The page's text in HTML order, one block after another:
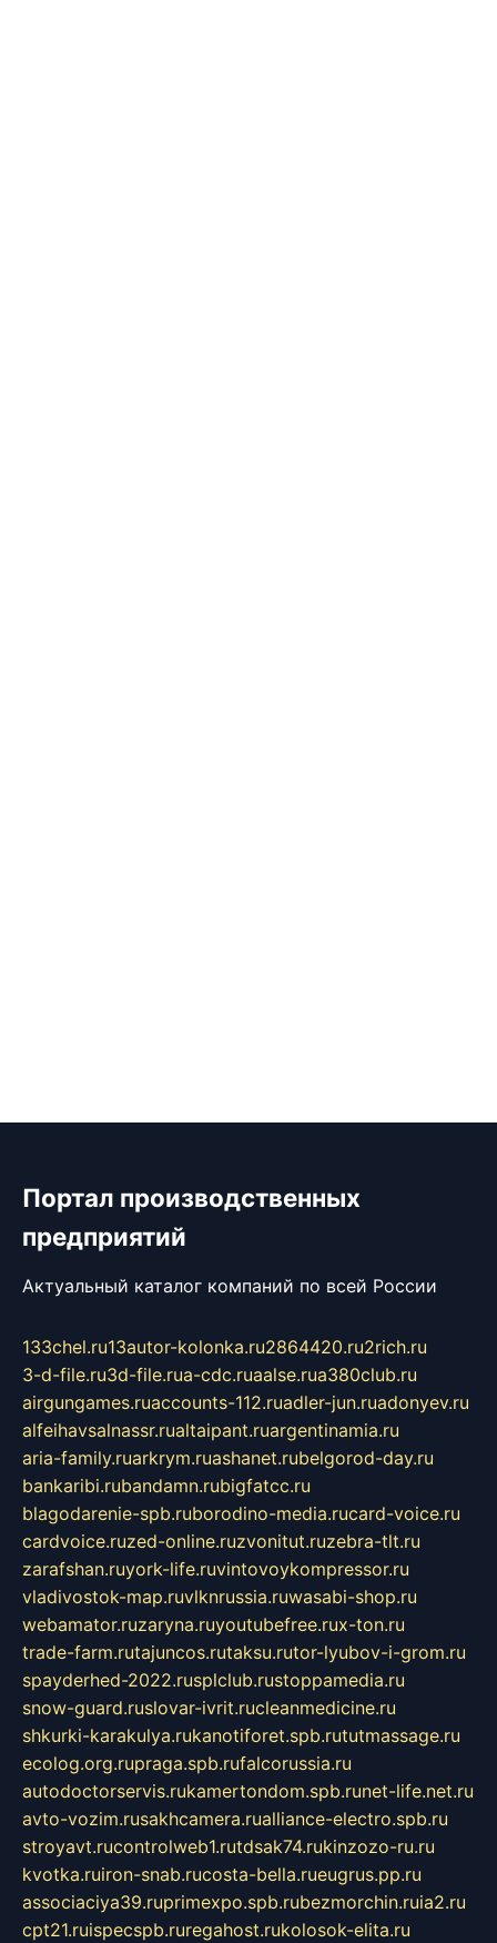
Портал производственных
предприятий
Актуальный каталог компаний по всей России
133chel.ru13autor-kolonka.ru2864420.ru2rich.ru
3-d-file.ru3d-file.rua-cdc.ruaalse.rua380club.ru
airgungames.ruaccounts-112.ruadler-jun.ruadonyev.ru
alfeihavsalnassr.rualtaipant.ruargentinamia.ru
aria-family.ruarkrym.ruashanet.rubelgorod-day.ru
bankaribi.rubandamn.rubigfatcc.ru
blagodarenie-spb.ruborodino-media.rucard-voice.ru
cardvoice.ruzed-online.ruzvonitut.ruzebra-tlt.ru
zarafshan.ruyork-life.ruvintovoykompressor.ru
vladivostok-map.ruvlknrussia.ruwasabi-shop.ru
webamator.ruzaryna.ruyoutubefree.rux-ton.ru
trade-farm.rutajuncos.rutaksu.rutor-lyubov-i-grom.ru
spayderhed-2022.rusplclub.rustoppamedia.ru
snow-guard.ruslovar-ivrit.rucleanmedicine.ru
shkurki-karakulya.rukanotiforet.spb.rututmassage.ru
ecolog.org.rupraga.spb.rufalcorussia.ru
autodoctorservis.rukamertondom.spb.runet-life.net.ru
avto-vozim.rusakhcamera.rualliance-electro.spb.ru
stroyavt.rucontrolweb1.rutdsak74.rukinzozo-ru.ru
kvotka.ruiron-snab.rucosta-bella.rueugrus.pp.ru
associaciya39.ruprimexpo.spb.rubezmorchin.ruia2.ru
cpt21.ruispecspb.ruregahost.rukolosok-elita.ru